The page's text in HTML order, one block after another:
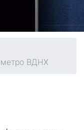
метро ВДНХ